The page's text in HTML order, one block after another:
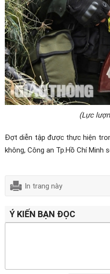
(Lực
Đợt diễn tập được thực hiện
không, Công an Tp.Hồ Chí
In trang này
Ý KIẾN BẠN ĐỌC